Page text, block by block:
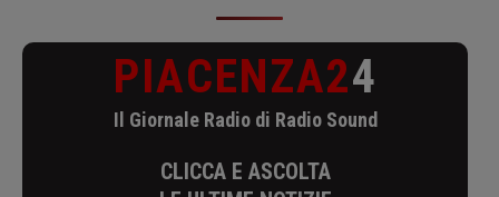
PIACENZA24
Il Giornale Radio di Radio Sound
CLICCA E ASCOLTA